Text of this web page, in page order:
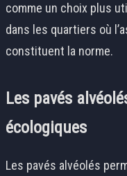
comme un choix plus
dans les quartiers où
constituent la norme.
Les pavés
écologiques
Les pavés alvéolés